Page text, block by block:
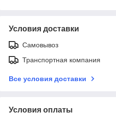
Условия доставки
Самовывоз
Транспортная компания
Все условия доставки
Условия оплаты